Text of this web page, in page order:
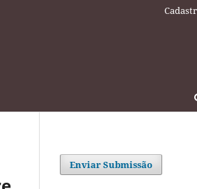
Enviar Submissão